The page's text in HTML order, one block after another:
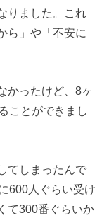
りました。これ
ら」や「不安に
かったけど、8ヶ
ことができまし
てしまったんで
600人ぐらい受け
て300番ぐらいか